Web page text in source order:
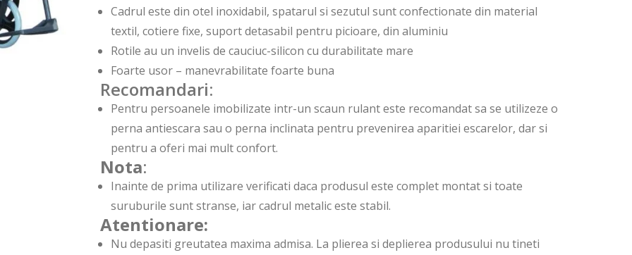
Cadrul este din otel inoxidabil, spatarul si sezutul sunt confectionate din material
textil, cotiere fixe, suport detasabil pentru picioare, din aluminiu
Rotile au un invelis de cauciuc-silicon cu durabilitate mare
Foarte usor – manevrabilitate foarte buna
Recomandari:
Pentru persoanele imobilizate intr-un scaun rulant este recomandat sa se utilizeze o
perna antiescara sau o perna inclinata pentru prevenirea aparitiei escarelor, dar si
pentru a oferi mai mult confort.
Nota:
Inainte de prima utilizare verificati daca produsul este complet montat si toate
suruburile sunt stranse, iar cadrul metalic este stabil.
Atentionare:
Nu depasiti greutatea maxima admisa. La plierea si deplierea produsului nu tineti